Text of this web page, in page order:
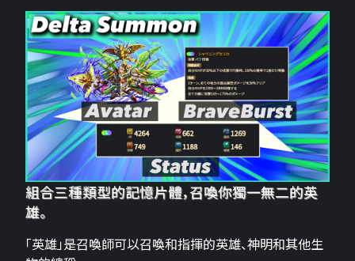
組合三種類型的記憶片體，召喚你獨一無二的英
雄。
「英雄」是召喚師可以召喚和指揮的英雄、神明和其他生